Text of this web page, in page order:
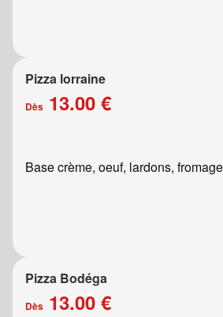
Pizza lorraine
Dès 13.00 €
Base crème, oeuf, lardons, fromage
Pizza Bodéga
Dès 13.00 €